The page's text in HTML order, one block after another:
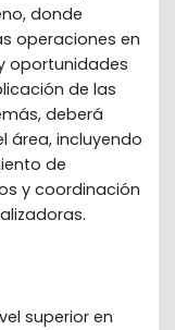
donde
operaciones en
oportunidades
de las
deberá
área, incluyendo
de
y coordinación
superior en